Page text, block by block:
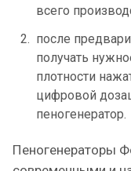
всего
после
получать
плотности
цифровой
пеногенератор.
Пеногенераторы